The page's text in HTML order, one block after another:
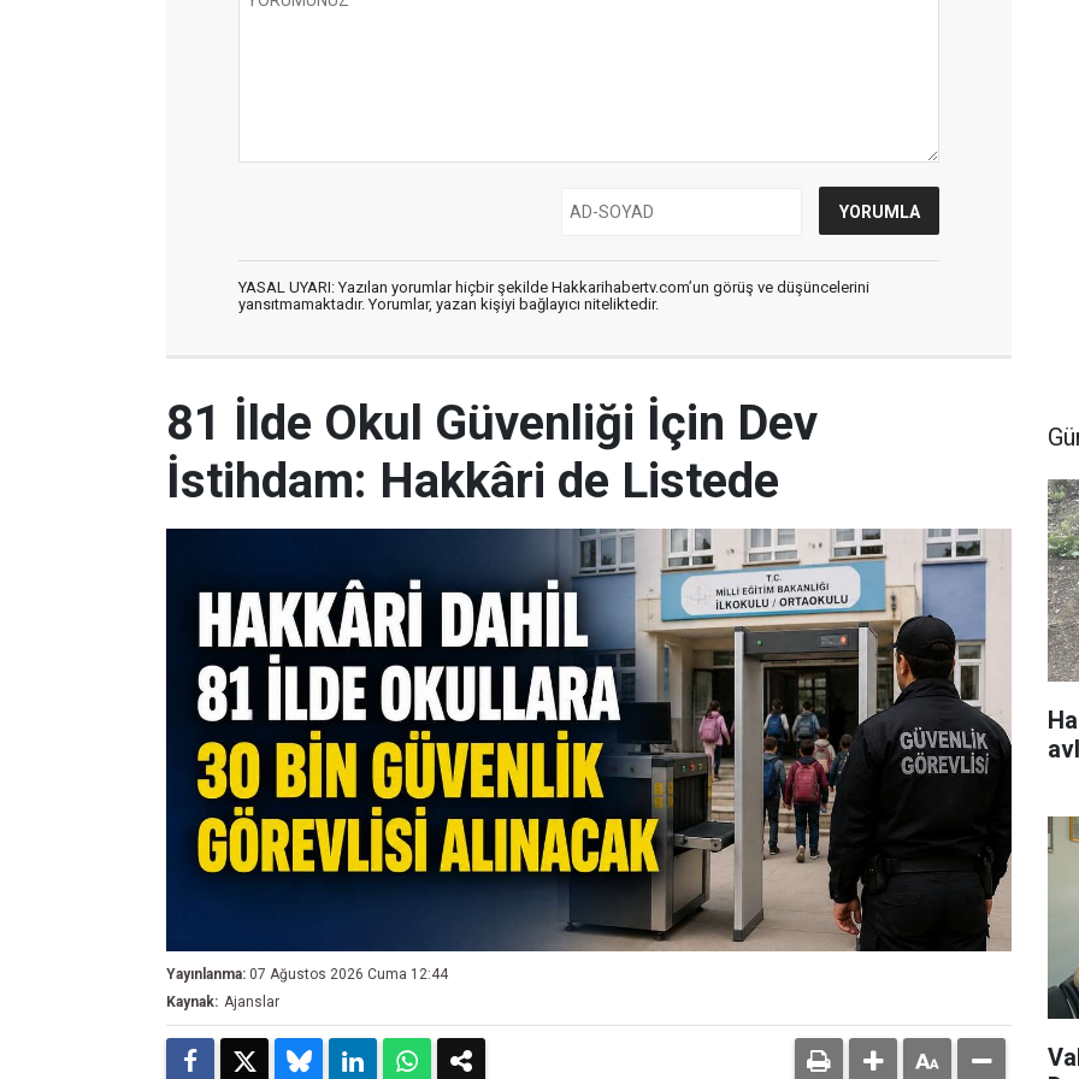
YASAL UYARI: Yazılan yorumlar hiçbir şekilde Hakkarihabertv.com’un görüş ve düşüncelerini
yansıtmamaktadır. Yorumlar, yazan kişiyi bağlayıcı niteliktedir.
81 İlde Okul Güvenliği İçin Dev
İstihdam: Hakkâri de Listede
Yayınlanma: 07 Ağustos 2026 Cuma 12:44
Kaynak: Ajanslar